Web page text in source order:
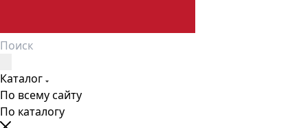
Каталог
По всему сайту
По каталогу